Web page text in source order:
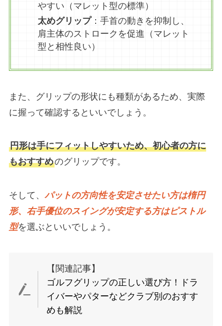
やすい（マレット型の標準）
太めグリップ：手首の動きを抑制し、
肩主体のストロークを促進（マレット
型と相性良い）
また、グリップの形状にも種類があるため、実際
に握って確認するといいでしょう。
円形は手にフィットしやすいため、初心者の方に
もおすすめのグリップです。
そして、 パットの方向性を安定させたい方は楕円
形、右手優位のスイングが安定する方はピストル
型を選ぶといいでしょう。
【関連記事】
ゴルフグリップの正しい選び方！ドラ
イバーやパターなどクラブ別のおすす
めも解説